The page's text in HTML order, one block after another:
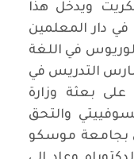
ويدخل هذا
دار المعلمين
في اللغة
التدريس في
بعثة وزارة
والتحق
بجامعة موسكو